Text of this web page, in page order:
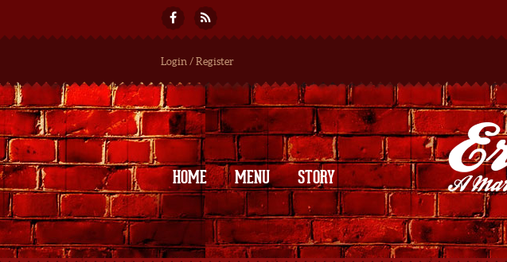
Login / Register
HOME MENU STORY